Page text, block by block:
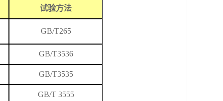
试验方法
GB/T265
GB/T3536
GB/T3535
GB/T 3555